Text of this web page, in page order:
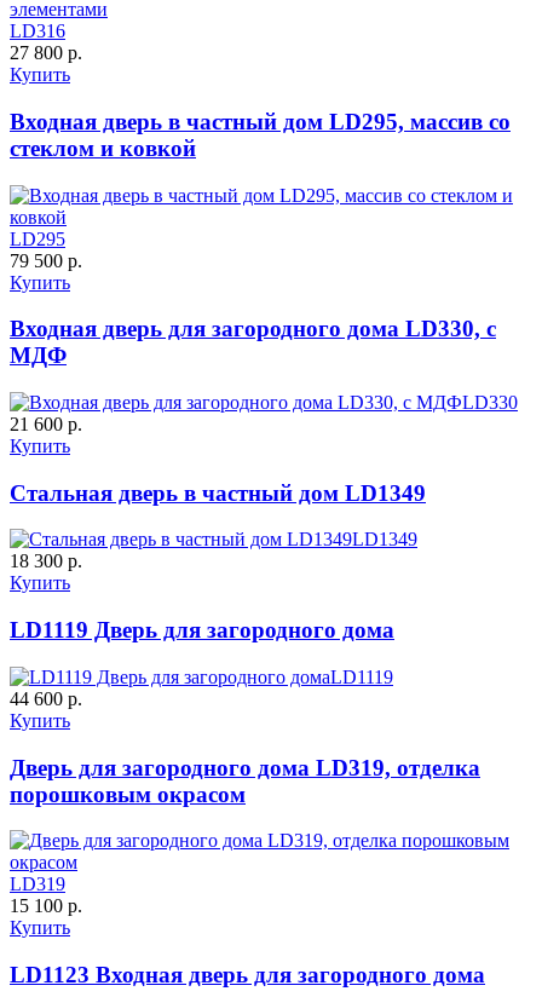
ДНТ
ДУБ БЕЛЁНЫЙ
К-10 60 К-11 Н
C63 C64
LD316
27 800 р.
Купить
Входная дверь в частный дом LD295, массив со
стеклом и ковкой
LD295
79 500 р.
Купить
Входная дверь для загородного дома LD330, с
МДФ
LD330
21 600 р.
Купить
Стальная дверь в частный дом LD1349
LD1349
18 300 р.
Купить
LD1119 Дверь для загородного дома
LD1119
44 600 р.
Купить
Дверь для загородного дома LD319, отделка
порошковым окрасом
LD319
15 100 р.
Купить
LD1123 Входная дверь для загородного дома